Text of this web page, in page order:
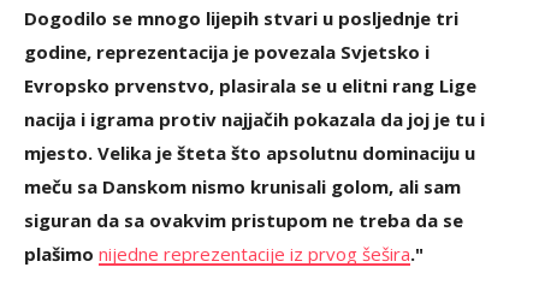
Dogodilo se mnogo lijepih stvari u posljednje tri
godine, reprezentacija je povezala Svjetsko i
Evropsko prvenstvo, plasirala se u elitni rang Lige
nacija i igrama protiv najjačih pokazala da joj je tu i
mjesto. Velika je šteta što apsolutnu dominaciju u
meču sa Danskom nismo krunisali golom, ali sam
siguran da sa ovakvim pristupom ne treba da se
plašimo nijedne reprezentacije iz prvog šešira."